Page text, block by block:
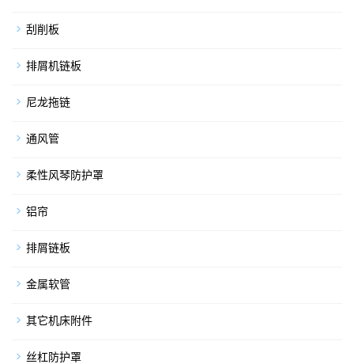
刮削板
排屑机链板
尼龙拖链
通风管
柔性风琴防护罩
铝帘
排屑链板
金属软管
其它机床附件
丝杠防护罩